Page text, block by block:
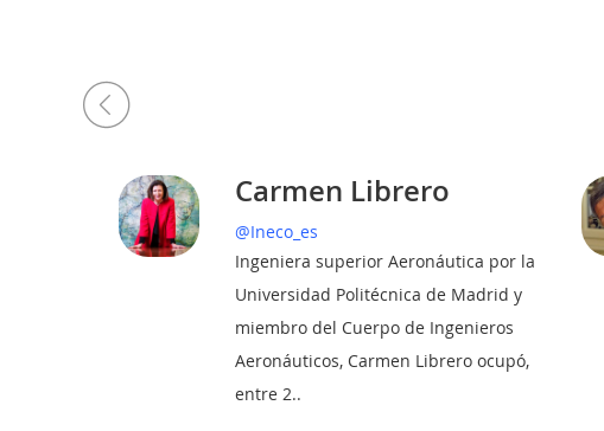
Carmen Librero
@Ineco_es
Ingeniera superior Aeronáutica por la
Universidad Politécnica de Madrid y
miembro del Cuerpo de Ingenieros
Aeronáuticos, Carmen Librero ocupó,
entre 2..